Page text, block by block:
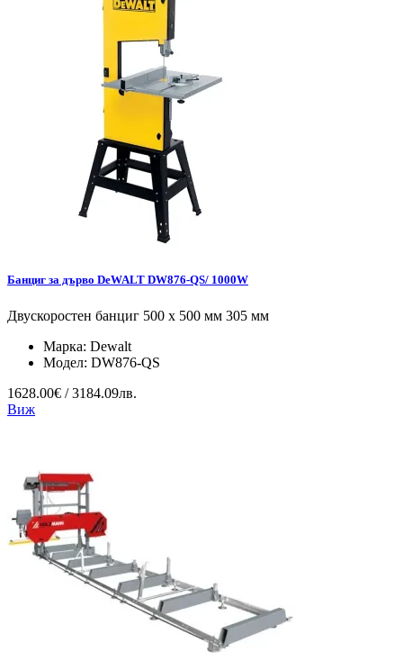
Банциг за дърво DeWALT DW876-QS/ 1000W
Двускоростен банциг 500 х 500 мм 305 мм
Марка: Dewalt
Модел: DW876-QS
1628.00€ / 3184.09лв.
Виж